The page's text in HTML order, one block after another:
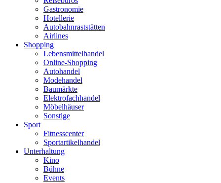
Gastronomie
Hotellerie
Autobahnraststätten
Airlines
Shopping
Lebensmittelhandel
Online-Shopping
Autohandel
Modehandel
Baumärkte
Elektrofachhandel
Möbelhäuser
Sonstige
Sport
Fitnesscenter
Sportartikelhandel
Unterhaltung
Kino
Bühne
Events